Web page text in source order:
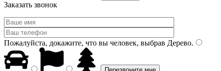
Заказать звонок
Пожалуйста, докажите, что вы человек, выбрав Дерево.